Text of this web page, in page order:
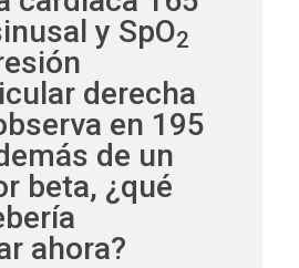
y SpO2
derecha
en 195
de un
beta, ¿qué
ahora?